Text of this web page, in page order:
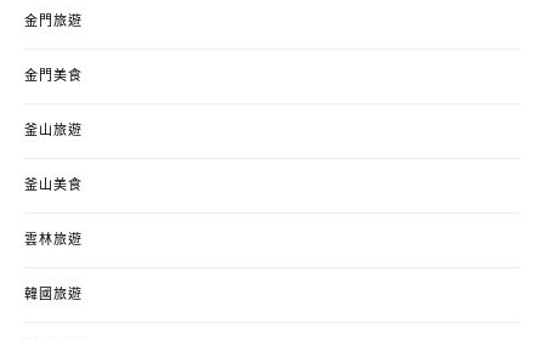
金門旅遊
金門美食
釜山旅遊
釜山美食
雲林旅遊
韓國旅遊